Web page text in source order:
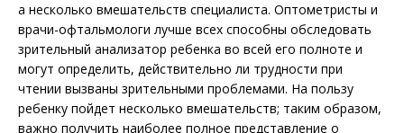
а несколько вмешательств специалиста. Оптометристы и
врачи-офтальмологи лучше всех способны обследовать
зрительный анализатор ребенка во всей его полноте и
могут определить, действительно ли трудности при
чтении вызваны зрительными проблемами. На пользу
ребенку пойдет несколько вмешательств; таким образом,
важно получить наи­более полное представление о